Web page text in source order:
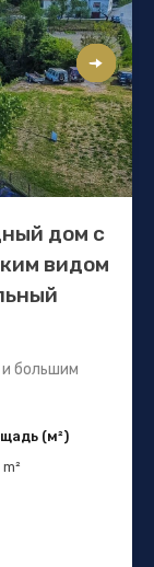
дом с
видом
большим
(м²)
m²